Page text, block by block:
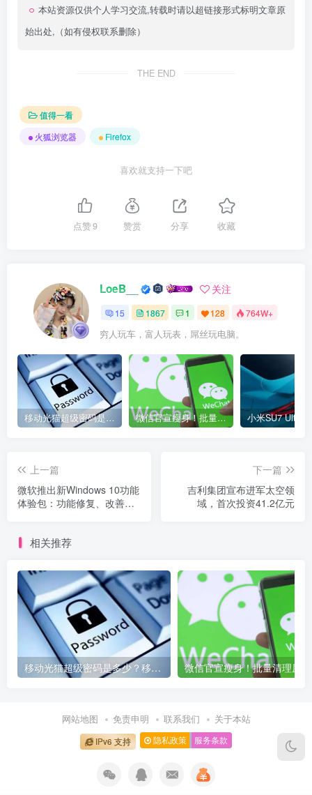
本站资源仅供个人学习交流,转载时请以超链接形式标明文章原
始出处,（如有侵权联系删除）
THE END
值得一看
火狐浏览器
Firefox
喜欢就支持一下吧
点赞9 赞赏 分享 收藏
LoeB__ 关注
15 1867 1 128 764W+
穷人玩车，富人玩表，屌丝玩电脑。
移动光猫超级密码是多少？移动光猫超级管理员后台账号与密码 微信官宣瘦身！批量清理原图新功能来了 安卓、iOS均可使用
上一篇
微软推出新Windows 10功能
体验包：功能修复、改善剪
下一篇
吉利集团宣布进军太空领
域，首次投资41.2亿元
相关推荐
移动光猫超级密码是多少？移动光猫超级管理员后台账号与密码
网站地图 免责申明 联系我们 关于本站
IPv6 支持 隐私政策 服务条款